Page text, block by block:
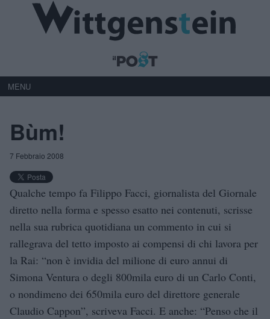
MENU
Bùm!
7 Febbraio 2008
Qualche tempo fa Filippo Facci, giornalista del Giornale
diretto nella forma e spesso esatto nei contenuti, scrisse
nella sua rubrica quotidiana un commento in cui si
rallegrava del tetto imposto ai compensi di chi lavora per
la Rai: “non è invidia del milione di euro annui di
Simona Ventura o degli 800mila euro di un Carlo Conti,
o nondimeno dei 650mila euro del direttore generale
Claudio Cappon”, scriveva Facci. E anche: “Penso che il